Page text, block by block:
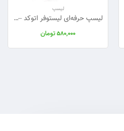
لیسپ
لیسپ حرفه‌ای لیستوفر اتوکد – محاسبه خودکار طول و وزن آرماتور
580,000تومان